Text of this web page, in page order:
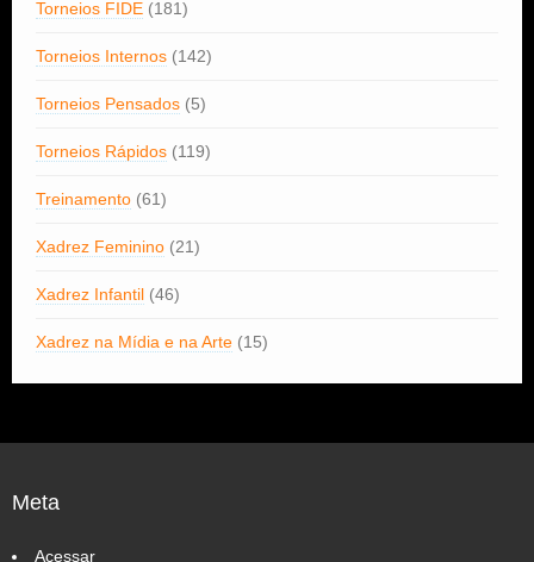
Torneios FIDE (181)
Torneios Internos (142)
Torneios Pensados (5)
Torneios Rápidos (119)
Treinamento (61)
Xadrez Feminino (21)
Xadrez Infantil (46)
Xadrez na Mídia e na Arte (15)
Meta
Acessar